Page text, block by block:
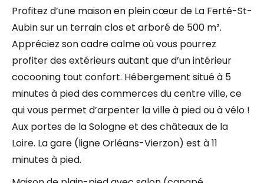
Profitez d’une maison en plein cœur de La Ferté-St-
Aubin sur un terrain clos et arboré de 500 m².
Appréciez son cadre calme où vous pourrez
profiter des extérieurs autant que d’un intérieur
cocooning tout confort. Hébergement situé à 5
minutes à pied des commerces du centre ville, ce
qui vous permet d’arpenter la ville à pied ou à vélo !
Aux portes de la Sologne et des châteaux de la
Loire. La gare (ligne Orléans-Vierzon) est à 11
minutes à pied.